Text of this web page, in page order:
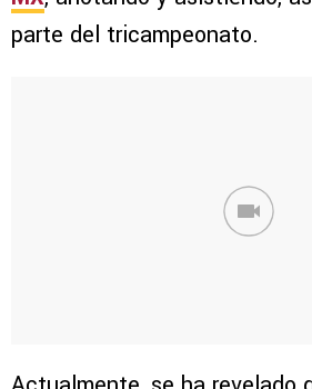
parte del tricampeonato.